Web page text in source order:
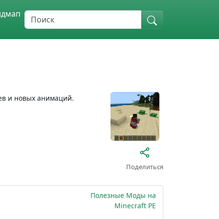
и новых анимаций.
Поделиться
Полезные Моды на
Minecraft PE